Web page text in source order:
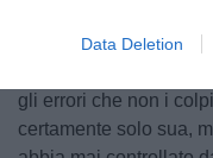
Data Deletion
poi sappiamo come è
gli errori che non i
certamente solo sua,